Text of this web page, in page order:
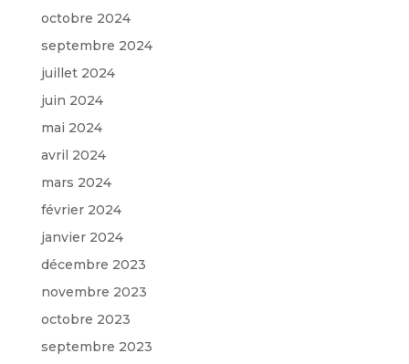
octobre 2024
septembre 2024
juillet 2024
juin 2024
mai 2024
avril 2024
mars 2024
février 2024
janvier 2024
décembre 2023
novembre 2023
octobre 2023
septembre 2023